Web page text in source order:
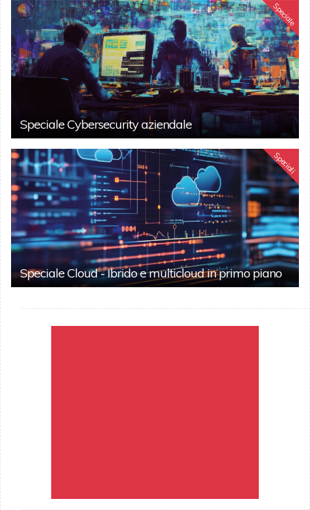
Speciale
Speciale Cybersecurity aziendale
Speciali
Speciale Cloud - Ibrido e multicloud in primo piano